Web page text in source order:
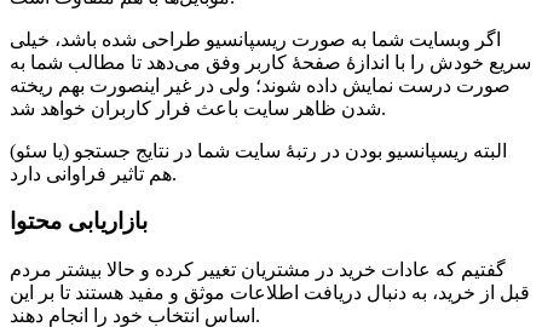
اگر وبسایت شما به صورت ریسپانسیو طراحی شده باشد، خیلی
سریع خودش را با اندازۀ صفحۀ کاربر وفق می‌دهد تا مطالب شما به
صورت درست نمایش داده شوند؛ ولی در غیر اینصورت بهم ریخته
شدن ظاهر سایت باعث فرار کاربران خواهد شد.
البته ریسپانسیو بودن در رتبۀ سایت‌ شما در نتایج جستجو (یا سئو)
هم تاثیر فراوانی دارد.
بازاریابی محتوا
گفتیم که عادات خرید در مشتریان تغییر کرده و حالا بیشتر مردم
قبل از خرید، به دنبال دریافت اطلاعات موثق و مفید هستند تا بر این
اساس انتخاب خود را انجام دهند.